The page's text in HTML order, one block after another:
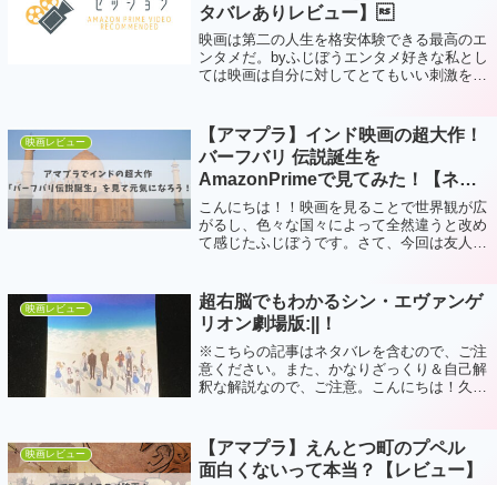
タバレありレビュー】
映画は第二の人生を格安体験できる最高のエ
ンタメだ。byふじぼうエンタメ好きな私とし
ては映画は自分に対してとてもいい刺激を与
たら良いのかわからない。そして、私はア...
映画レビュー
【アマプラ】インド映画の超大作！
バーフバリ 伝説誕生を
AmazonPrimeで見てみた！【ネタ
バレありレビュー】
こんにちは！！映画を見ることで世界観が広
がるし、色々な国々によって全然違うと改め
て感じたふじぼうです。さて、今回は友人が
生」がアマゾンプライムビデオで見れるよ
う...
映画レビュー
超右脳でもわかるシン・エヴァンゲ
リオン劇場版:||！
※こちらの記事はネタバレを含むので、ご注
意ください。また、かなりざっくり＆自己解
釈な解説なので、ご注意。こんにちは！久し
ン劇場版:||」を見てきたので、ざっくり...
映画レビュー
【アマプラ】えんとつ町のプペル
面白くないって本当？【レビュー】